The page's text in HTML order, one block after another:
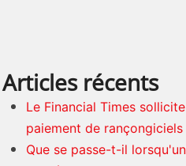
Articles récents
Le Financial Times
paiement de rançongiciels
Que se passe-t-il